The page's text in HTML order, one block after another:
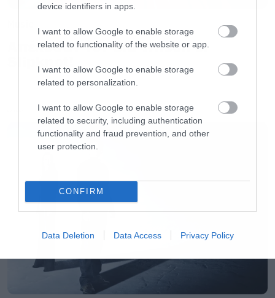
device identifiers in apps.
I want to allow Google to enable storage
related to functionality of the website or app.
I want to allow Google to enable storage
related to personalization.
I want to allow Google to enable storage
related to security, including authentication
functionality and fraud prevention, and other
user protection.
CONFIRM
Data Deletion Data Access Privacy Policy
Muse: Όλες οι λεπτομέρειες για το νέο άλμπουμ
Tool: Αυτό είναι το πρώτο τους βίντεο μετά
από 15 χρόνια!
Το Netflix δοκιμάζει έξτρα χρέωση για όσους
μοιράζονται κωδικούς
Ακολουθήστε το Roxx στοGoogle Newsγια να
μαθαίνετε πρώτοι νέαγια μουσική, σειρές και
Απέλυσαν τον Sid Wilson οι